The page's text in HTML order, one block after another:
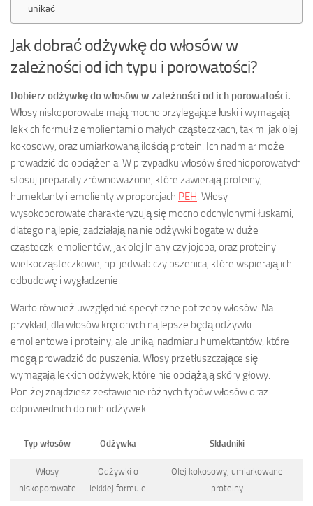
unikać
Jak dobrać odżywkę do włosów w
zależności od ich typu i porowatości?
Dobierz odżywkę do włosów w zależności od ich porowatości.
Włosy niskoporowate mają mocno przylegające łuski i wymagają
lekkich formuł z emolientami o małych cząsteczkach, takimi jak olej
kokosowy, oraz umiarkowaną ilością protein. Ich nadmiar może
prowadzić do obciążenia. W przypadku włosów średnioporowatych
stosuj preparaty zrównoważone, które zawierają proteiny,
humektanty i emolienty w proporcjach PEH . Włosy
wysokoporowate charakteryzują się mocno odchylonymi łuskami,
dlatego najlepiej zadziałają na nie odżywki bogate w duże
cząsteczki emolientów, jak olej lniany czy jojoba, oraz proteiny
wielkocząsteczkowe, np. jedwab czy pszenica, które wspierają ich
odbudowę i wygładzenie.
Warto również uwzględnić specyficzne potrzeby włosów. Na
przykład, dla włosów kręconych najlepsze będą odżywki
emolientowe i proteiny, ale unikaj nadmiaru humektantów, które
mogą prowadzić do puszenia. Włosy przetłuszczające się
wymagają lekkich odżywek, które nie obciążają skóry głowy.
Poniżej znajdziesz zestawienie różnych typów włosów oraz
odpowiednich do nich odżywek.
Typ włosów Odżywka Składniki
Włosy
niskoporowate
Odżywki o
lekkiej formule
Olej kokosowy, umiarkowane
proteiny